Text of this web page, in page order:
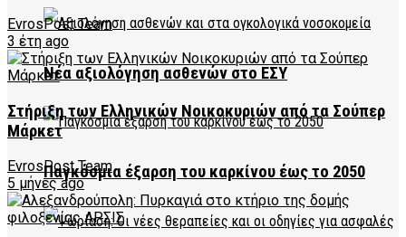
Νέα αξιολόγηση ασθενών στο ΕΣΥ
Παγκόσμια έξαρση του καρκίνου έως το 2050
EvrosPost Team
3 έτη ago
Στήριξη των Ελληνικών Νοικοκυριών από τα Σούπερ
Μάρκετ
EvrosPost Team
5 μήνες ago